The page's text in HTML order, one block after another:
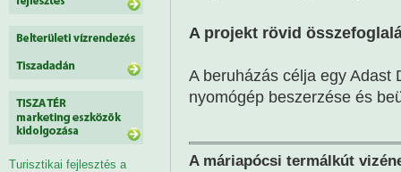
A projekt rövid
A beruházás célja egy Adast
nyomógép beszerzése és
A máriapócsi termálkút
Turisztikai fejlesztés a